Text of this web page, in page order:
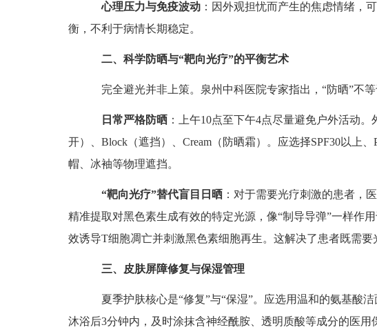
心理压力与免疫波动 ：因外观担忧而产生的焦虑情绪，
衡，不利于病情长期稳定。
二、科学防晒与“靶向光疗”的平衡艺术
完全避光并非上策。泉州中科医院专家指出，“防晒”不等
日常严格防晒 ：上午10点至下午4点尽量避免户外活动
开）、Block（遮挡）、Cream（防晒霜）。应选择SPF30以上
帽、冰袖等物理遮挡。
“靶向光疗”替代盲目日晒 ：对于需要光疗刺激的患者，
精准提取对黑色素生成有效的特定光源，像“制导导弹”一样作
效诱导T细胞凋亡并刺激黑色素细胞再生。这解决了患者既需要
三、皮肤屏障修复与保湿管理
夏季护肤核心是“修复”与“保湿”。应选用温和的氨基酸洁
沐浴后3分钟内，及时涂抹含神经酰胺、透明质酸等成分的医